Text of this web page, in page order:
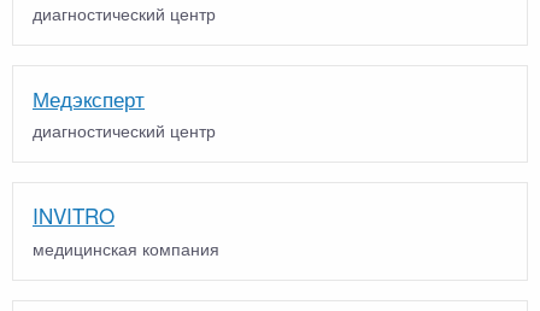
диагностический центр
Медэксперт
диагностический центр
INVITRO
медицинская компания